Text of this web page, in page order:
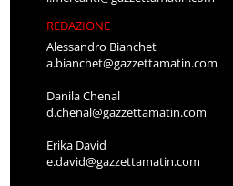
REDAZIONE
Alessandro Bianchet
a.bianchet@gazzettamatin.com
Danila Chenal
d.chenal@gazzettamatin.com
Erika David
e.david@gazzettamatin.com